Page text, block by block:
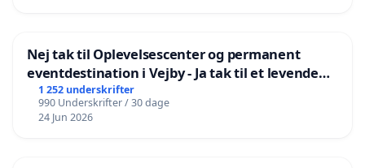
Nej tak til Oplevelsescenter og permanent
eventdestination i Vejby - Ja tak til et levende
lokalområde i balance
1 252 underskrifter
990 Underskrifter / 30 dage
24 Jun 2026